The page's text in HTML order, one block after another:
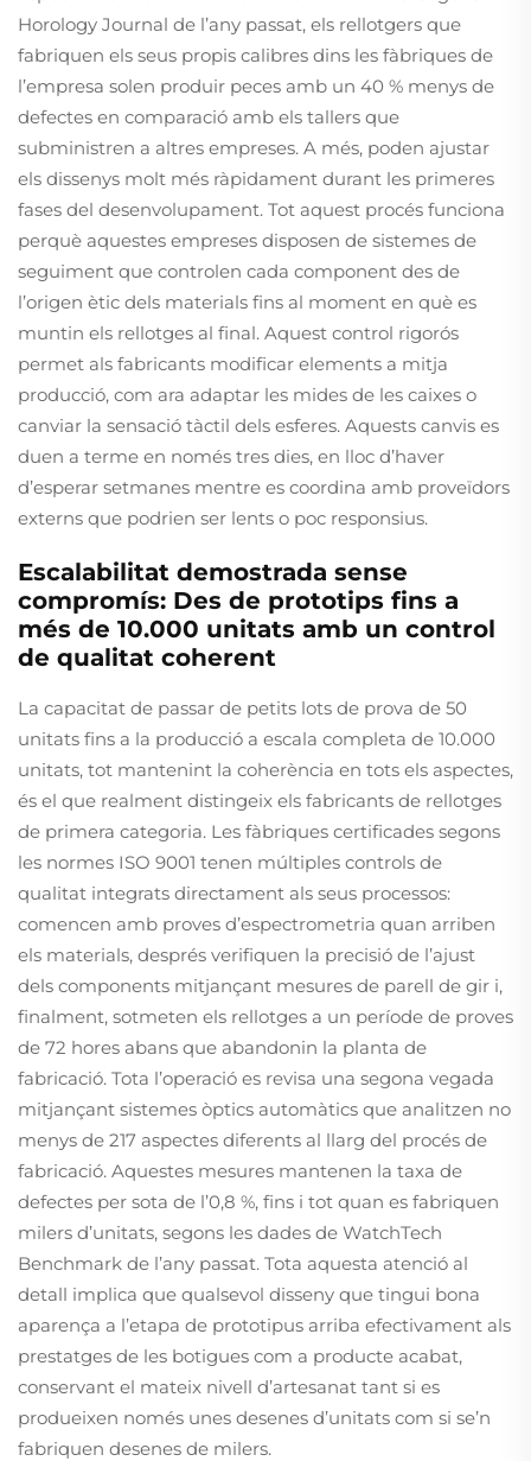
Horology Journal de l’any passat, els rellotgers que
fabriquen els seus propis calibres dins les fàbriques de
l’empresa solen produir peces amb un 40 % menys de
defectes en comparació amb els tallers que
subministren a altres empreses. A més, poden ajustar
els dissenys molt més ràpidament durant les primeres
fases del desenvolupament. Tot aquest procés funciona
perquè aquestes empreses disposen de sistemes de
seguiment que controlen cada component des de
l’origen ètic dels materials fins al moment en què es
muntin els rellotges al final. Aquest control rigorós
permet als fabricants modificar elements a mitja
producció, com ara adaptar les mides de les caixes o
canviar la sensació tàctil dels esferes. Aquests canvis es
duen a terme en només tres dies, en lloc d’haver
d’esperar setmanes mentre es coordina amb proveïdors
externs que podrien ser lents o poc responsius.
Escalabilitat demostrada sense
compromís: Des de prototips fins a
més de 10.000 unitats amb un control
de qualitat coherent
La capacitat de passar de petits lots de prova de 50
unitats fins a la producció a escala completa de 10.000
unitats, tot mantenint la coherència en tots els aspectes,
és el que realment distingeix els fabricants de rellotges
de primera categoria. Les fàbriques certificades segons
les normes ISO 9001 tenen múltiples controls de
qualitat integrats directament als seus processos:
comencen amb proves d’espectrometria quan arriben
els materials, després verifiquen la precisió de l’ajust
dels components mitjançant mesures de parell de gir i,
finalment, sotmeten els rellotges a un període de proves
de 72 hores abans que abandonin la planta de
fabricació. Tota l’operació es revisa una segona vegada
mitjançant sistemes òptics automàtics que analitzen no
menys de 217 aspectes diferents al llarg del procés de
fabricació. Aquestes mesures mantenen la taxa de
defectes per sota de l’0,8 %, fins i tot quan es fabriquen
milers d’unitats, segons les dades de WatchTech
Benchmark de l’any passat. Tota aquesta atenció al
detall implica que qualsevol disseny que tingui bona
aparença a l’etapa de prototipus arriba efectivament als
prestatges de les botigues com a producte acabat,
conservant el mateix nivell d’artesanat tant si es
produeixen només unes desenes d’unitats com si se’n
fabriquen desenes de milers.